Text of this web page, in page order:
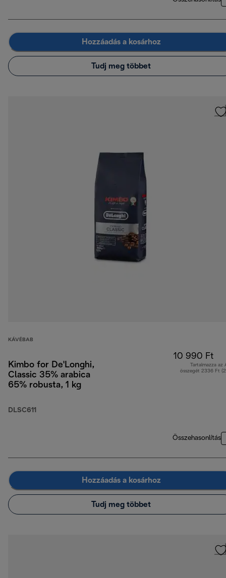
Hozzáadás a kosárhoz
Tudj meg többet
KÁVÉBAB
Kimbo for De'Longhi,
Classic 35% arabica
65% robusta, 1 kg
DLSC611
10 990 Ft
Tartalmazza az
összegét 2336 Ft
Összehasonlítás
Hozzáadás a kosárhoz
Tudj meg többet